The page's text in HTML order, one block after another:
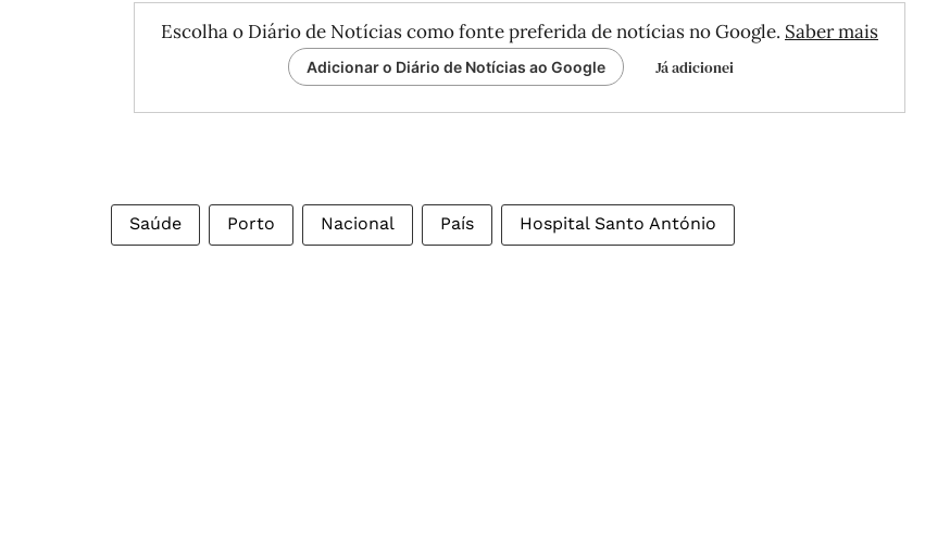
Escolha o Diário de Notícias como fonte preferida de notícias no Google. Saber mais
Adicionar o Diário de Notícias ao Google Já adicionei
Saúde Porto Nacional País Hospital Santo António